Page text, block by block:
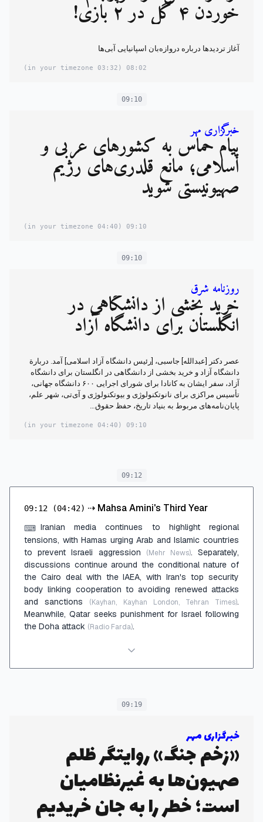
خوردن ۴ گل در ۲ بازی!
آغاز تردیدها درباره دروازه‌بان اسپانیایی آبی‌ها
08:02
(03:32 in your timezone)
09:10
خبرگزاری مهر
پیام حماس به کشورهای عربی و
اسلامی؛ مانع قلدری‌های رژیم
صهیونیستی شوید
09:10
(04:40 in your timezone)
09:10
روزنامه شرق
خرید بخشی از دانشگاهى در
انگلستان براى دانشگاه آزاد
عصر دکتر [عبدالله] جاسبى، [رئیس دانشگاه آزاد اسلامی] آمد. دربارة
دانشگاه آزاد و خرید بخشى از دانشگاهى در انگلستان براى دانشگاه
آزاد، سفر ایشان به کانادا براى شوراى اجرایى ۶۰۰ دانشگاه جهانى،
تأسیس مراکزى براى نانوتکنولوژى و بیوتکنولوژى و آى‌تى، شهر علم،
پایان‌نامه‌هاى مربوط به بنیاد تاریخ، حفظ حقوق…
09:10
(04:40 in your timezone)
09:12
09:12 (04:42) ⇢ Mahsa Amini's Third Year
⌨ Iranian media continues to highlight regional
tensions, with Hamas urging Arab and Islamic countries
to prevent Israeli aggression
(Mehr News). Separately,
discussions continue around the conditional nature of
the Cairo deal with the IAEA, with Iran's top security
body linking cooperation to avoiding renewed attacks
and sanctions
(Kayhan, Kayhan London, Tehran Times).
Meanwhile, Qatar seeks punishment for Israel following
the Doha attack (Radio Farda).
09:19
خبرگزاری مهر
«زخم جنگ» روایتگر ظلم
صهیون‌ها به غیرنظامیان
است؛ خطر را به جان خریدیم